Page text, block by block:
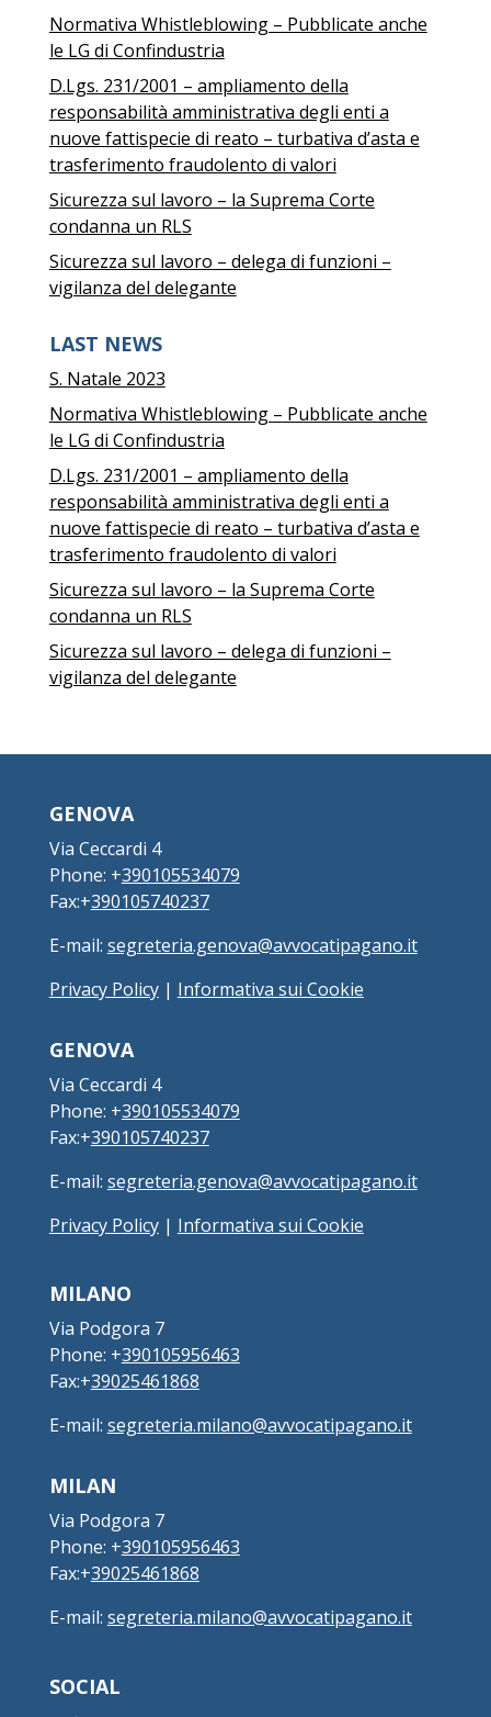
Normativa Whistleblowing – Pubblicate anche
le LG di Confindustria
D.Lgs. 231/2001 – ampliamento della
responsabilità amministrativa degli enti a
nuove fattispecie di reato – turbativa d’asta e
trasferimento fraudolento di valori
Sicurezza sul lavoro – la Suprema Corte
condanna un RLS
Sicurezza sul lavoro – delega di funzioni –
vigilanza del delegante
LAST NEWS
S. Natale 2023
Normativa Whistleblowing – Pubblicate anche
le LG di Confindustria
D.Lgs. 231/2001 – ampliamento della
responsabilità amministrativa degli enti a
nuove fattispecie di reato – turbativa d’asta e
trasferimento fraudolento di valori
Sicurezza sul lavoro – la Suprema Corte
condanna un RLS
Sicurezza sul lavoro – delega di funzioni –
vigilanza del delegante
GENOVA
Via Ceccardi 4
Phone: +390105534079
Fax:+390105740237
E-mail: segreteria.genova@avvocatipagano.it
Privacy Policy| Informativa sui Cookie
GENOVA
Via Ceccardi 4
Phone: +390105534079
Fax:+390105740237
E-mail: segreteria.genova@avvocatipagano.it
Privacy Policy| Informativa sui Cookie
MILANO
Via Podgora 7
Phone: +390105956463
Fax:+39025461868
E-mail: segreteria.milano@avvocatipagano.it
MILAN
Via Podgora 7
Phone: +390105956463
Fax:+39025461868
E-mail: segreteria.milano@avvocatipagano.it
SOCIAL